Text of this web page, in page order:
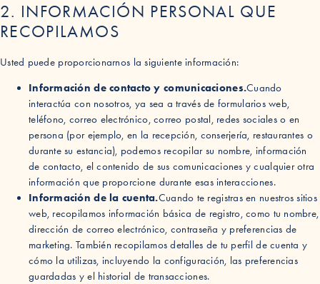
2. INFORMACIÓN PERSONAL QUE
RECOPILAMOS
Usted puede proporcionarnos la siguiente información:
Información de contacto y comunicaciones.Cuando
interactúa con nosotros, ya sea a través de formularios web,
teléfono, correo electrónico, correo postal, redes sociales o en
persona (por ejemplo, en la recepción, conserjería, restaurantes o
durante su estancia), podemos recopilar su nombre, información
de contacto, el contenido de sus comunicaciones y cualquier otra
información que proporcione durante esas interacciones.
Información de la cuenta.Cuando te registras en nuestros sitios
web, recopilamos información básica de registro, como tu nombre,
dirección de correo electrónico, contraseña y preferencias de
marketing. También recopilamos detalles de tu perfil de cuenta y
cómo la utilizas, incluyendo la configuración, las preferencias
guardadas y el historial de transacciones.